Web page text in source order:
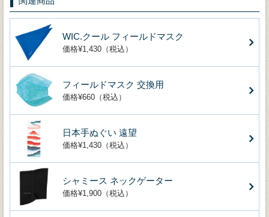
WIC.クール フィールドマスク
価格¥1,430（税込）
フィールドマスク 交換用
価格¥660（税込）
日本手ぬぐい 遠望
価格¥1,430（税込）
シャミース ネックゲーター
価格¥1,900（税込）